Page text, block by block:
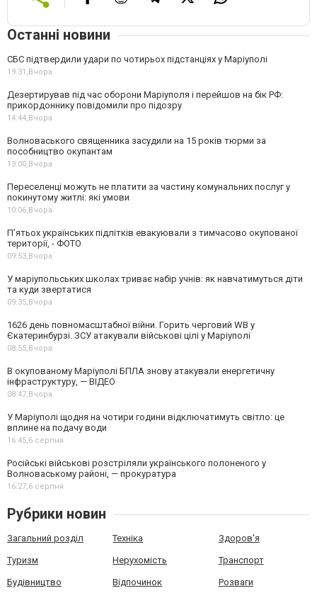
Останні новини
СБС підтвердили удари по чотирьох підстанціях у Маріуполі
19:31,Вчора
Дезертирував під час оборони Маріуполя і перейшов на бік РФ:
прикордоннику повідомили про підозру
14:44,Вчора
Волноваського священника засудили на 15 років тюрми за
пособництво окупантам
13:00,Вчора
Переселенці можуть не платити за частину комунальних послуг у
покинутому житлі: які умови
10:06,Вчора
П’ятьох українських підлітків евакуювали з тимчасово окупованої
території, - ФОТО
09:53,Вчора
У маріупольських школах триває набір учнів: як навчатимуться діти
та куди звертатися
09:35,Вчора
1626 день повномасштабної війни. Горить черговий WB у
Єкатеринбурзі. ЗСУ атакували військові цілі у Маріуполі
08:55,Вчора
В окупованому Маріуполі БПЛА знову атакували енергетичну
інфраструктуру, — ВІДЕО
08:47,Вчора
У Маріуполі щодня на чотири години відключатимуть світло: це
вплине на подачу води
16:45,6 серпня
Російські військові розстріляли українського полоненого у
Волноваському районі, — прокуратура
16:27,6 серпня
Рубрики новин
Загальний розділ Техніка Здоров'я
Туризм Нерухомість Транспорт
Будівництво Відпочинок Розваги